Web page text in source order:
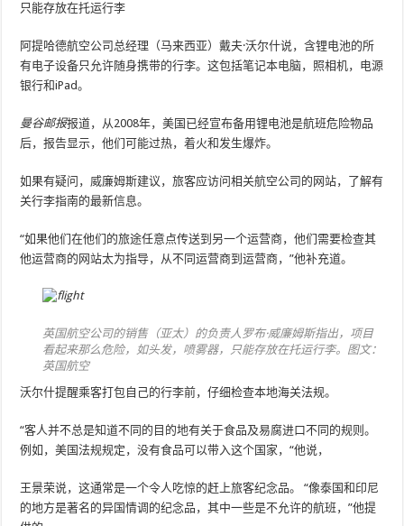
只能存放在托运行李
阿提哈德航空公司总经理（马来西亚）戴夫·沃尔什说，含锂电池的所
有电子设备只允许随身携带的行李。这包括笔记本电脑，照相机，电源
银行和iPad。
曼谷邮报报道，从2008年，美国已经宣布备用锂电池是航班危险物品
后，报告显示，他们可能过热，着火和发生爆炸。
如果有疑问，威廉姆斯建议，旅客应访问相关航空公司的网站，了解有
关行李指南的最新信息。
“如果他们在他们的旅途任意点传送到另一个运营商，他们需要检查其
他运营商的网站太为指导，从不同运营商到运营商，”他补充道。
英国航空公司的销售（亚太）的负责人罗布·威廉姆斯指出，项目
看起来那么危险，如头发，喷雾器，只能存放在托运行李。图文：
英国航空
沃尔什提醒乘客打包自己的行李前，仔细检查本地海关法规。
“客人并不总是知道不同的目的地有关于食品及易腐进口不同的规则。
例如，美国法规规定，没有食品可以带入这个国家，“他说，
王景荣说，这通常是一个令人吃惊的赶上旅客纪念品。 “像泰国和印尼
的地方是著名的异国情调的纪念品，其中一些是不允许的航班，”他提